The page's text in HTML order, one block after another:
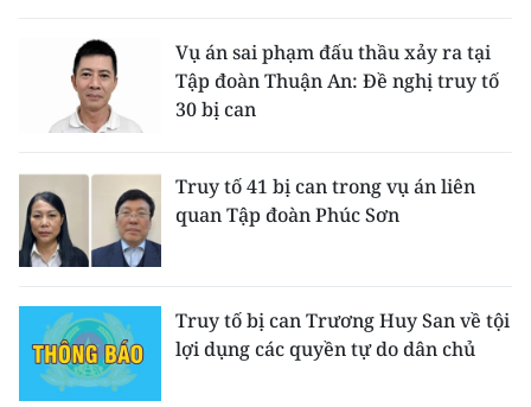
Vụ án sai phạm đấu thầu xảy ra tại
Tập đoàn Thuận An: Đề nghị truy tố
30 bị can
Truy tố 41 bị can trong vụ án liên
quan Tập đoàn Phúc Sơn
Truy tố bị can Trương Huy San về tội
lợi dụng các quyền tự do dân chủ